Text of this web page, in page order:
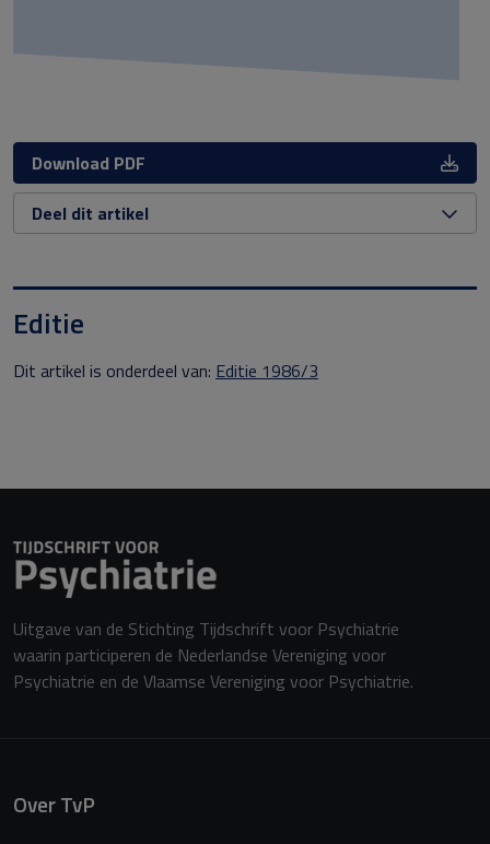
Download PDF
Deel dit artikel
Editie
Dit artikel is onderdeel van: Editie 1986/3
Uitgave van de Stichting Tijdschrift voor Psychiatrie
waarin participeren de Nederlandse Vereniging voor
Psychiatrie en de Vlaamse Vereniging voor Psychiatrie.
Over TvP